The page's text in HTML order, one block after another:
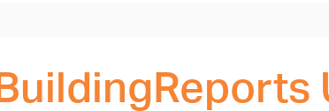
BuildingReports